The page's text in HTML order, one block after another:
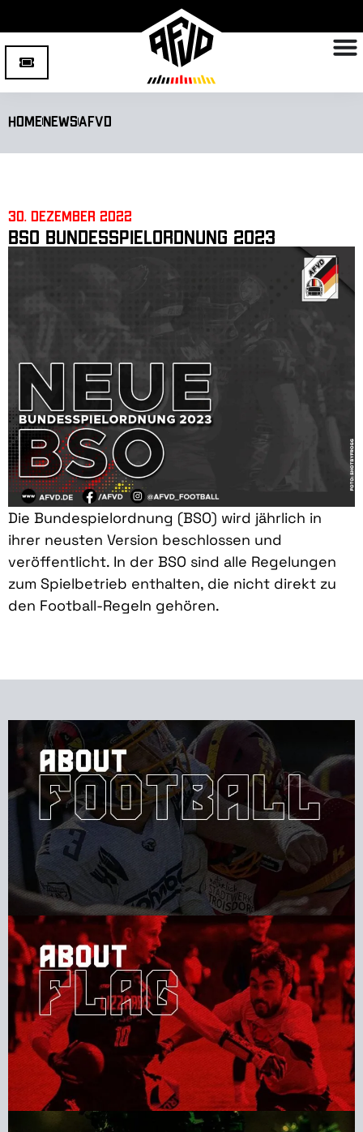
HomeNewsAFVD
30. Dezember 2022
BSO Bundesspielordnung 2023
Die Bundespielordnung (BSO) wird jährlich in
ihrer neusten Version beschlossen und
veröffentlicht. In der BSO sind alle Regelungen
zum Spielbetrieb enthalten, die nicht direkt zu
den Football-Regeln gehören.